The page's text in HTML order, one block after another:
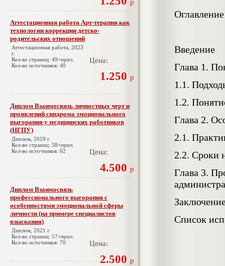
р
Аттестационная работа Арт-терапия как
технологии коррекции детско-
родительских отношений
Аттестационная работа, 2023
г.
Кол-во страниц: 49+прил.
Кол-во источников: 40
Цена:
1.250 р
Диплом Взаимосвязь личностных черт и
проявлений синдрома эмоционального
выгорания у медицинских работников
(НГПУ)
Диплом, 2019 г.
Кол-во страниц: 58+прил.
Кол-во источников: 62
Цена:
4.500 р
Диплом Взаимосвязь
профессионального выгорания с
особенностями эмоциональной сферы
личности (на примере специалистов
взыскания)
Диплом, 2021 г.
Кол-во страниц: 57+прил.
Кол-во источников: 70
Цена:
2.500 р
Оглавление
Введение
Глава 1.
1.1.
1.2.
Глава 2.
2.1.
2.2. Сроки
Глава 3.
Список